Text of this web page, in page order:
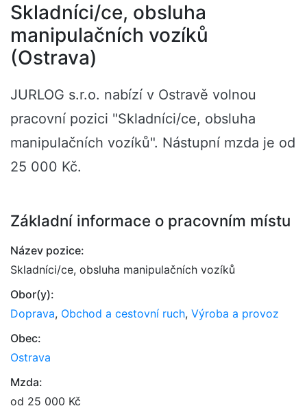
Skladníci/ce, obsluha
manipulačních vozíků
(Ostrava)
JURLOG s.r.o. nabízí v Ostravě volnou
pracovní pozici "Skladníci/ce, obsluha
manipulačních vozíků". Nástupní mzda je od
25 000 Kč.
Základní informace o pracovním místu
Název pozice:
Skladníci/ce, obsluha manipulačních vozíků
Obor(y):
Doprava, Obchod a cestovní ruch, Výroba a provoz
Obec:
Ostrava
Mzda:
od 25 000 Kč